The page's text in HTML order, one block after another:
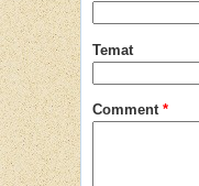
Temat
Comment *